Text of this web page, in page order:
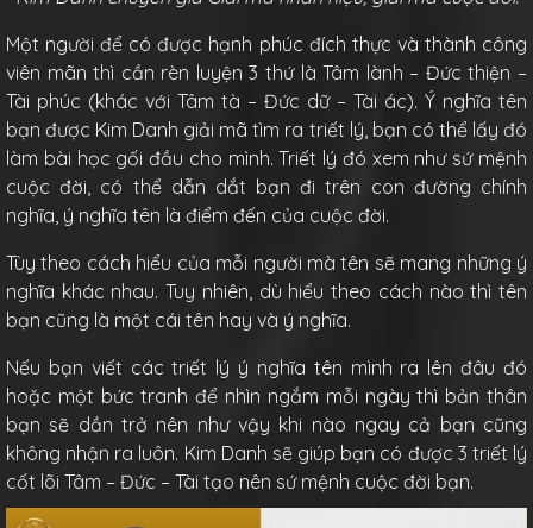
Một người để có được hạnh phúc đích thực và thành công
viên mãn thì cần rèn luyện 3 thứ là Tâm lành – Đức thiện –
Tài phúc (khác với Tâm tà – Đức dữ – Tài ác). Ý nghĩa tên
bạn được Kim Danh giải mã tìm ra triết lý, bạn có thể lấy đó
làm bài học gối đầu cho mình. Triết lý đó xem như sứ mệnh
cuộc đời, có thể dẫn dắt bạn đi trên con đường chính
nghĩa, ý nghĩa tên là điểm đến của cuộc đời.
Tùy theo cách hiểu của mỗi người mà tên sẽ mang những ý
nghĩa khác nhau. Tuy nhiên, dù hiểu theo cách nào thì tên
bạn cũng là một cái tên hay và ý nghĩa.
Nếu bạn viết các triết lý ý nghĩa tên mình ra lên đâu đó
hoặc một bức tranh để nhìn ngắm mỗi ngày thì bản thân
bạn sẽ dần trở nên như vậy khi nào ngay cả bạn cũng
không nhận ra luôn. Kim Danh sẽ giúp bạn có được 3 triết lý
cốt lõi Tâm – Đức – Tài tạo nên sứ mệnh cuộc đời bạn.